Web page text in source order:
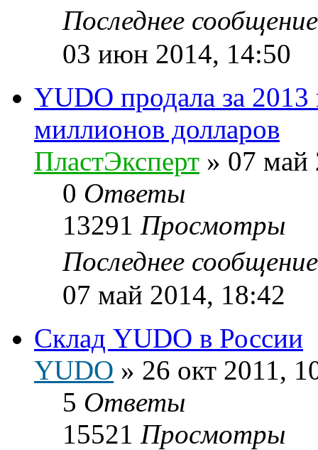
Последнее
03 июн 2014, 14:50
YUDO продала за
миллионов долларов
ПластЭксперт » 07 май
0 Ответы
13291 Просмотры
Последнее
07 май 2014, 18:42
Склад YUDO в России
YUDO » 26 окт 2011,
5 Ответы
15521 Просмотры